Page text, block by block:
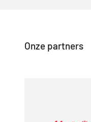
Onze partners